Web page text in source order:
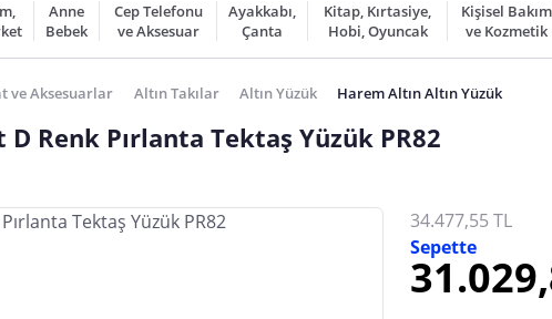
Anne
Bebek
Cep Telefonu
ve Aksesuar
Ayakkabı,
Çanta
Kitap, Kırtasiye,
Hobi, Oyuncak
Kişisel Bakım
ve Kozmetik
ve Aksesuarlar Altın Takılar Altın Yüzük Harem Altın Altın Yüzük
Renk Pırlanta Tektaş Yüzük PR82
34.477,55 TL
Sepette